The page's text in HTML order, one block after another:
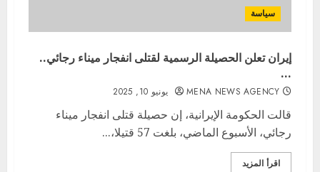
سياسة
إيران تعلن الحصيلة الرسمية لقتلى انفجار ميناء رجائي..
…
MENA NEWS AGENCY يونيو 10, 2025
قالت الحكومة الإيرانية، إن حصيلة قتلى انفجار ميناء
رجائي، الأسبوع الماضي، بلغت 57 قتيلا،...
اقرأ المزيد